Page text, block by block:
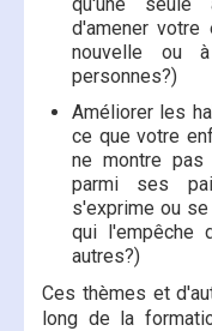
d'amener votre
nouvelle ou
personnes?)
Améliorer les
ce que votre
ne montre
parmi ses
s'exprime ou
qui l'empêche
autres?)
Ces thèmes et
long de la